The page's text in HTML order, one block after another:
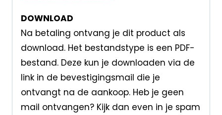
DOWNLOAD
Na betaling ontvang je dit product als
download. Het bestandstype is een PDF-
bestand. Deze kun je downloaden via de
link in de bevestigingsmail die je
ontvangt na de aankoop. Heb je geen
mail ontvangen? Kijk dan even in je spam